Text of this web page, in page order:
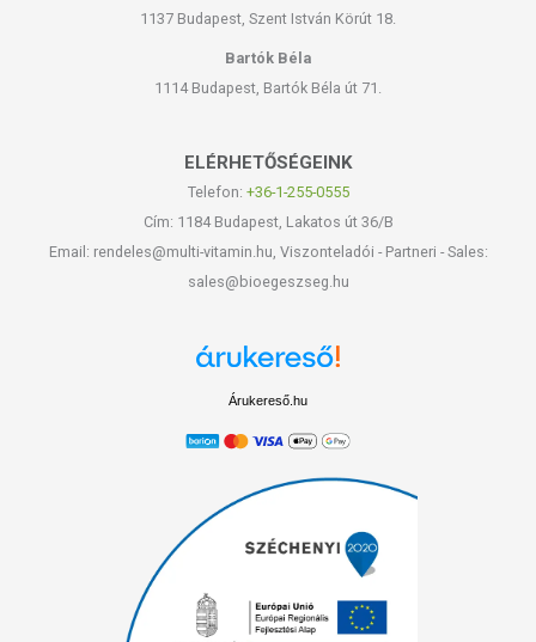
1137 Budapest, Szent István Körút 18.
Bartók Béla
1114 Budapest, Bartók Béla út 71.
ELÉRHETŐSÉGEINK
Telefon: +36-1-255-0555
Cím: 1184 Budapest, Lakatos út 36/B
Email: rendeles@multi-vitamin.hu, Viszonteladói - Partneri - Sales:
sales@bioegeszseg.hu
Árukereső.hu